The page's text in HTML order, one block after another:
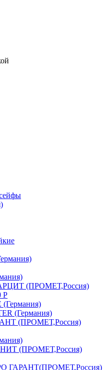
(ПРОМЕТ,Россия)
Р
(Германия)
(ПРОМЕТ,Россия)
(ПРОМЕТ,Россия)
ГАРАНТ(ПРОМЕТ,Россия)